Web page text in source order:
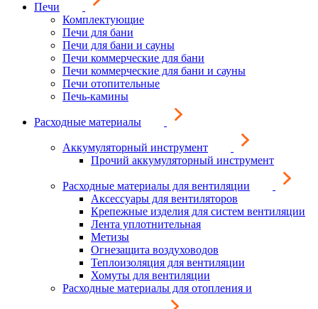
Печи
Комплектующие
Печи для бани
Печи для бани и сауны
Печи коммерческие для бани
Печи коммерческие для бани и сауны
Печи отопительные
Печь-камины
Расходные материалы
Аккумуляторный инструмент
Прочий аккумуляторный инструмент
Расходные материалы для вентиляции
Аксессуары для вентиляторов
Крепежные изделия для систем вентиляции
Лента уплотнительная
Метизы
Огнезащита воздуховодов
Теплоизоляция для вентиляции
Хомуты для вентиляции
Расходные материалы для отопления и